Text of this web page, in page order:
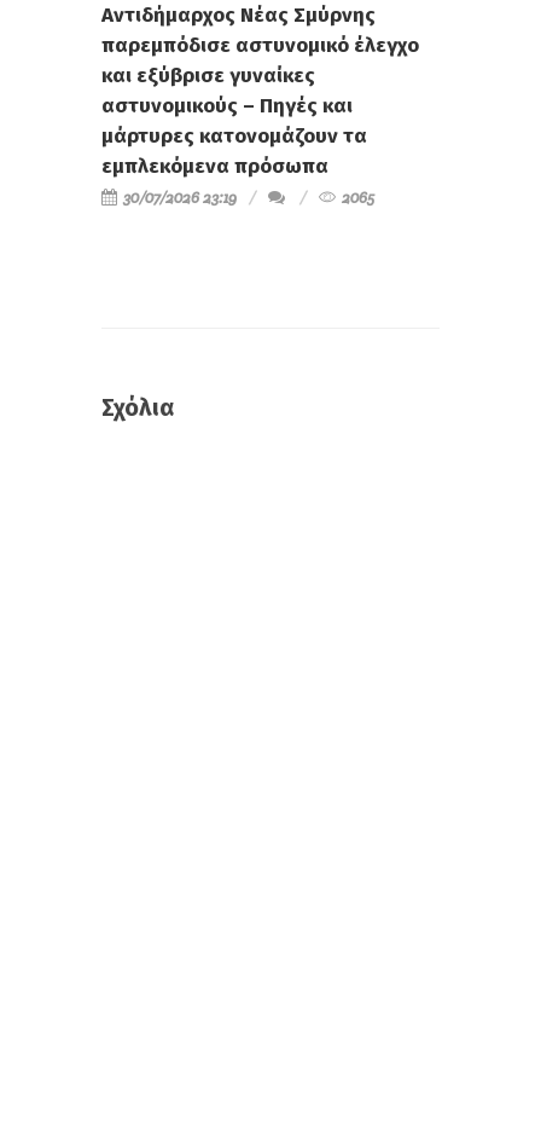
Αντιδήμαρχος Νέας Σμύρνης
παρεμπόδισε αστυνομικό έλεγχο
και εξύβρισε γυναίκες
αστυνομικούς – Πηγές και
μάρτυρες κατονομάζουν τα
εμπλεκόμενα πρόσωπα
30/07/2026 23:19 2065
Σχόλια